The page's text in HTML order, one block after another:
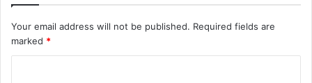
Your email address will not be published. Required fields are
marked *